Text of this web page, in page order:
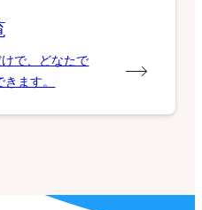
で、どなたで
ます。